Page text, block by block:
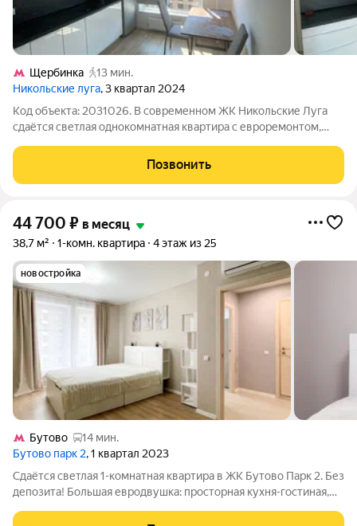
Щербинка
13 мин.
Никольские луга, 3 квартал 2024
Код объекта: 2031026. В современном ЖК Никольские Луга
сдаётся светлая однокомнатная квартира с евроремонтом,
света, просторная кухня с обеденной зоной. красивый вид из
окна. Отличное расположение
Позвонить
44 700 ₽ в месяц
38,7 м² 1-комн. квартира 4 этаж из 25
новостройка
Бутово
14 мин.
Бутово парк 2, 1 квартал 2023
Сдаётся светлая 1-комнатная квартира в ЖК Бутово Парк 2. Без
депозита! Большая евродвушка: просторная кухня-гостиная,